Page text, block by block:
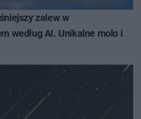
zalew w
według AI. Unikalne molo i